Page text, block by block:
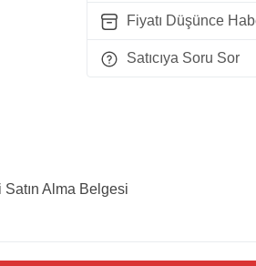
Fiyatı Düşünce
Satıcıya Soru Sor
Alma Belgesi